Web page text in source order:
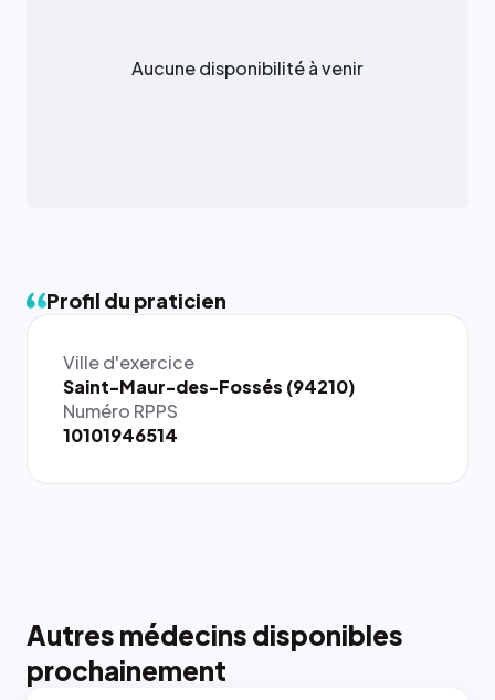
Aucune disponibilité à venir
Profil du praticien
Ville d'exercice
Saint-Maur-des-Fossés (94210)
Numéro RPPS
10101946514
Autres médecins disponibles
prochainement
{# 40×40
: la taille
rendue par
`.profile-
puisque la
photo est
recadrée